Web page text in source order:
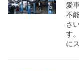
愛
不
さ
す
に